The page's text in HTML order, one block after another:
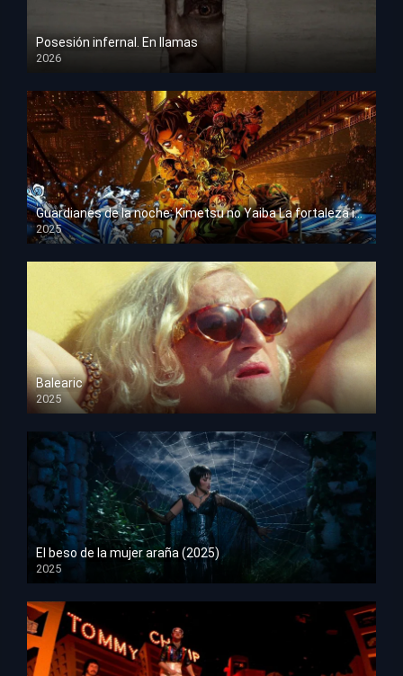
Posesión infernal. En llamas
2026
HD 1080p
Guardianes de la noche: Kimetsu no Yaiba La fortaleza infinita
2025
HD 1080p
Balearic
2025
HD 1080p
El beso de la mujer araña (2025)
2025
HD 1080p